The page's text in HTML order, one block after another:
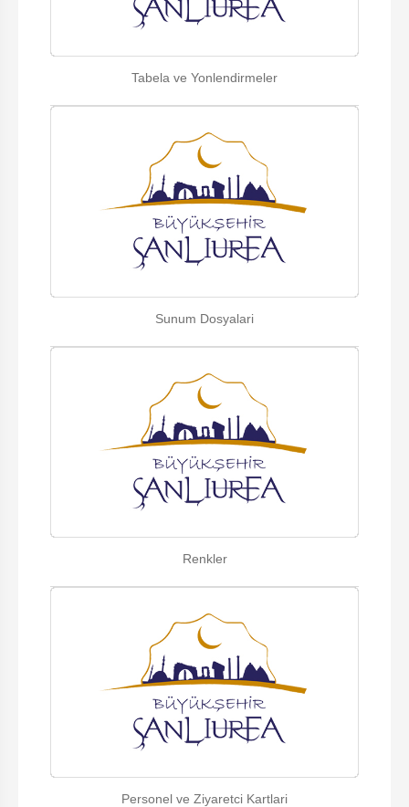
Tabela ve Yonlendirmeler
Sunum Dosyalari
Renkler
Personel ve Ziyaretci Kartlari